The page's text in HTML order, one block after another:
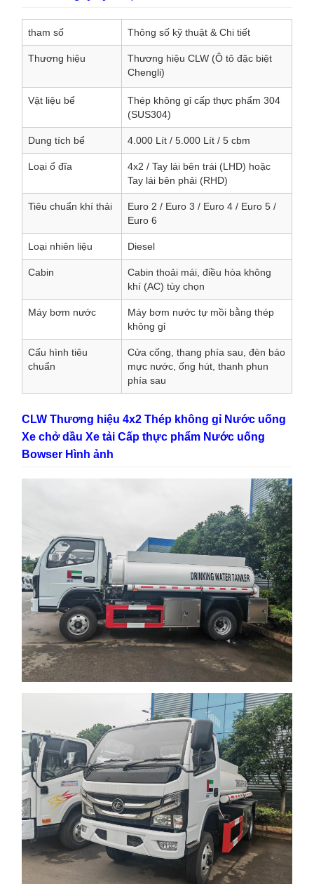
tham số Thông số kỹ thuật & Chi tiết
Thương hiệu
Thương hiệu CLW (Ô tô đặc biệt
Chengli)
Vật liệu bể
Thép không gỉ cấp thực phẩm 304
(SUS304)
Dung tích bể 4.000 Lít / 5.000 Lít / 5 cbm
Loại ổ đĩa
4x2 / Tay lái bên trái (LHD) hoặc
Tay lái bên phải (RHD)
Tiêu chuẩn khí thải
Euro 2 / Euro 3 / Euro 4 / Euro 5 /
Euro 6
Loại nhiên liệu Diesel
Cabin
Cabin thoải mái, điều hòa không
khí (AC) tùy chọn
Máy bơm nước
Máy bơm nước tự mồi bằng thép
không gỉ
Cấu hình tiêu
chuẩn
Cửa cống, thang phía sau, đèn báo
mực nước, ống hút, thanh phun
phía sau
CLW Thương hiệu 4x2 Thép không gỉ Nước uống
Xe chở dầu Xe tải Cấp thực phẩm Nước uống
Bowser Hình ảnh